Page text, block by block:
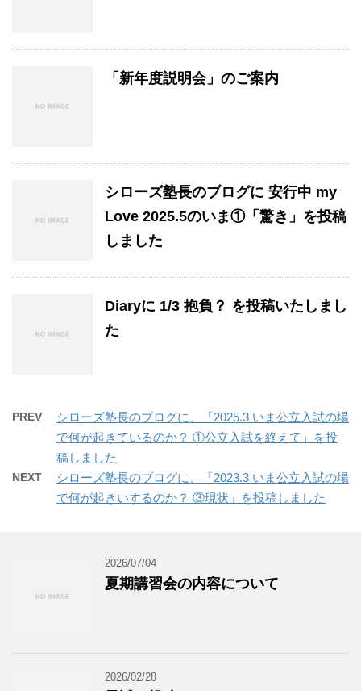
「新年度説明会」のご案内
シローズ塾長のブログに 安行中 my
Love 2025.5のいま①「驚き」を投稿
しました
Diaryに 1/3 抱負？ を投稿いたしまし
た
PREV
シローズ塾長のブログに、「2025.3 いま公立入試の場
で何が起きているのか？ ①公立入試を終えて」を投
稿しました
NEXT
シローズ塾長のブログに、「2023.3 いま公立入試の場
で何が起きいするのか？ ③現状」を投稿しました
2026/07/04
夏期講習会の内容について
2026/02/28